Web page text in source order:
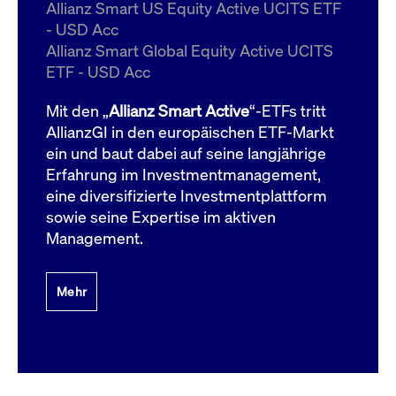
Allianz Smart US Equity Active UCITS ETF
- USD Acc
Allianz Smart Global Equity Active UCITS
ETF - USD Acc
Mit den „Allianz Smart Active“-ETFs tritt
AllianzGI in den europäischen ETF-Markt
ein und baut dabei auf seine langjährige
Erfahrung im Investmentmanagement,
eine diversifizierte Investmentplattform
sowie seine Expertise im aktiven
Management.
Mehr
ApplicationGatewayAffinityCORS
boerse.com
Domain
bis